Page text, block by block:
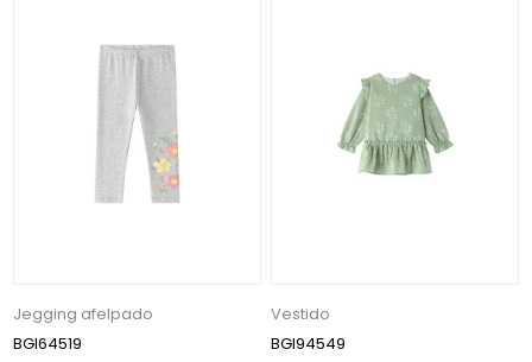
Jegging afelpado
BGI64519
Vestido
BGI94549